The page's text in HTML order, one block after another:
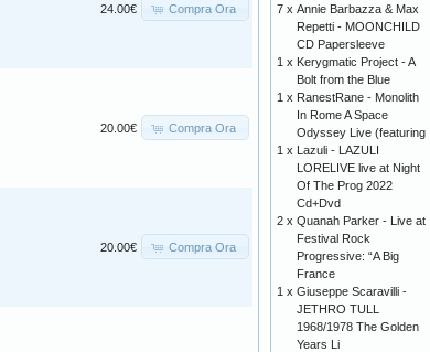
24.00€ Compra Ora
20.00€ Compra Ora
20.00€ Compra Ora
7 x Annie Barbazza & Max
Repetti - MOONCHILD
CD Papersleeve
1 x Kerygmatic Project - A
Bolt from the Blue
1 x RanestRane - Monolith
In Rome A Space
Odyssey Live (featuring
1 x Lazuli - LAZULI
LORELIVE live at Night
Of The Prog 2022
Cd+Dvd
2 x Quanah Parker - Live at
Festival Rock
Progressive: “A Big
France
1 x Giuseppe Scaravilli -
JETHRO TULL
1968/1978 The Golden
Years Li